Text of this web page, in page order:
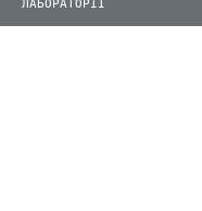
ЛАБОРАТОРІЇ